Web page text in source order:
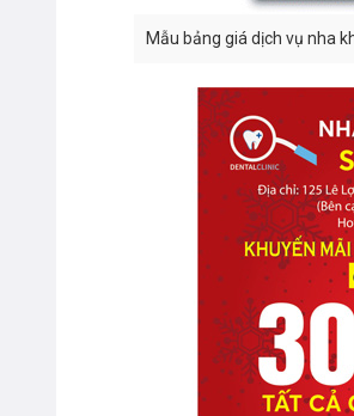
Mẫu bảng giá dịch vụ nha